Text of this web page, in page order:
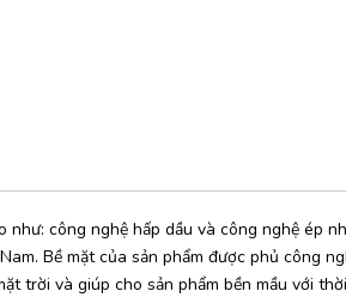
công nghệ hấp dầu và công nghệ ép
Bề mặt của sản phẩm được phủ công
trời và giúp cho sản phẩm bền mầu với